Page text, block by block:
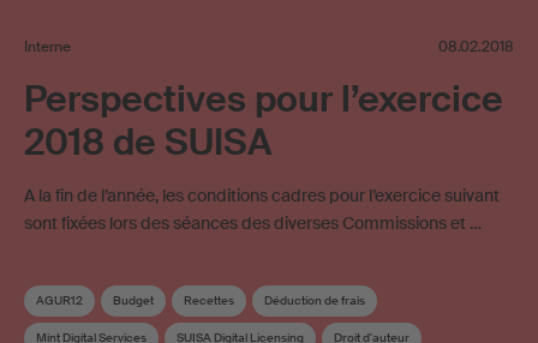
Interne 08.02.2018
Perspectives pour l’exercice
2018 de SUISA
A la fin de l’année, les conditions cadres pour l’exercice suivant
sont fixées lors des séances des diverses Commissions et …
AGUR12 Budget Recettes Déduction de frais
Mint Digital Services SUISA Digital Licensing Droit d'auteur